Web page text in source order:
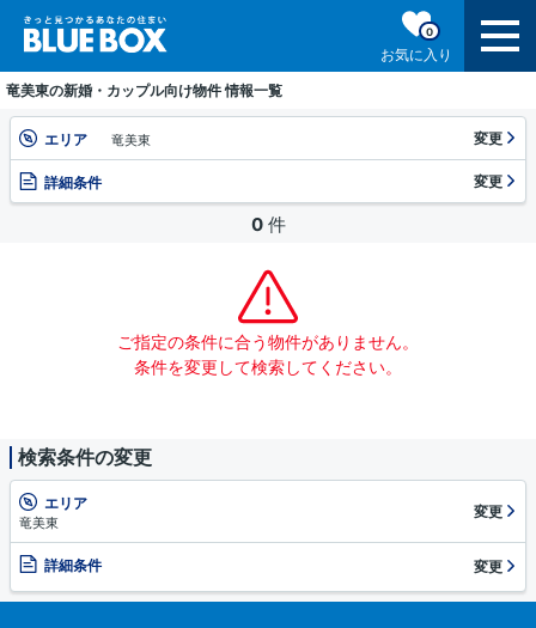
お気に入り
0
竜美東の新婚・カップル向け物件 情報一覧
エリア 竜美東 変更
詳細条件 変更
0 件
ご指定の条件に合う物件がありません。
条件を変更して検索してください。
検索条件の変更
エリア
竜美東
変更
詳細条件 変更